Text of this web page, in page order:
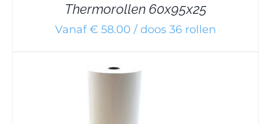
Thermorollen 60x95x25
Vanaf € 58.00 / doos 36 rollen